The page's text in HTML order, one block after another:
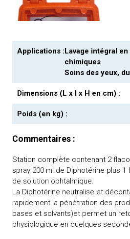
Applications :Lavage intégral
chimiques
Soins des yeux,
Dimensions (L x l x H en cm) :
Poids (en kg) :
Commentaires :
Station complète contenant 2
spray 200 ml de Diphotérine plus
de solution ophtalmique.
La Diphotérine neutralise et
rapidement la pénétration des
bases et solvants)et permet un
physiologique en quelques